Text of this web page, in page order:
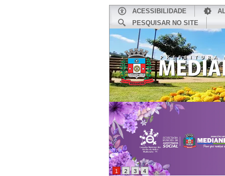
ACESSIBILIDADE
PESQUISAR NO SITE
1 2 3 4